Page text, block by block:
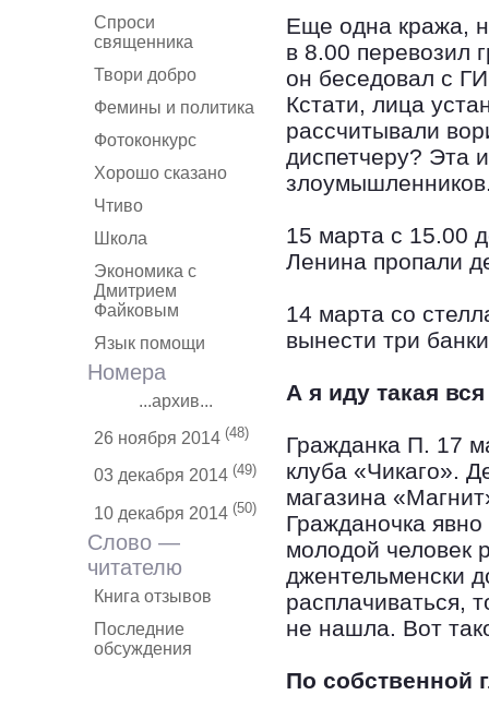
Спроси
священника
Твори добро
Фемины и политика
Фотоконкурс
Хорошо сказано
Чтиво
Школа
Экономика с
Дмитрием
Файковым
Язык помощи
Номера
...архив...
26 ноября 2014 (48)
03 декабря 2014 (49)
10 декабря 2014 (50)
Слово —
читателю
Книга отзывов
Последние
обсуждения
Еще одна кража,
в 8.00 перевозил
он беседовал с
Кстати, лица
рассчитывали
диспетчеру? Эта
15 марта с 15.00
Ленина пропали
14 марта со
вынести три
А я иду такая
Гражданка П. 17
клуба «Чикаго».
магазина
Гражданочка
молодой человек
джентельменски
расплачиваться,
не нашла. Вот
По собственной